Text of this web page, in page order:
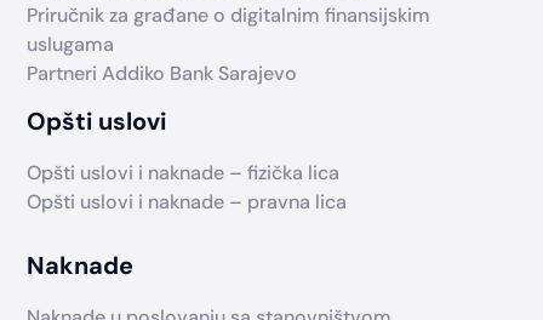
Priručnik za građane o digitalnim finansijskim
uslugama
Partneri Addiko Bank Sarajevo
Opšti uslovi
Opšti uslovi i naknade – fizička lica
Opšti uslovi i naknade – pravna lica
Naknade